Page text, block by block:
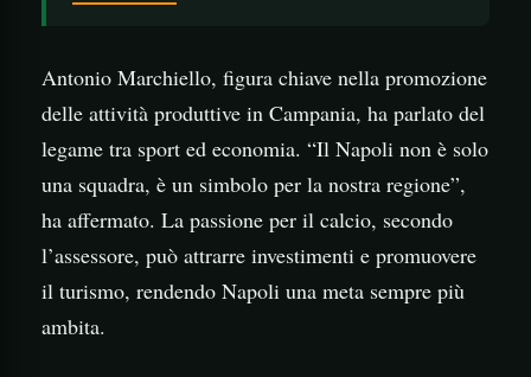
Antonio Marchiello, figura chiave nella promozione
delle attività produttive in Campania, ha parlato del
legame tra sport ed economia. “Il Napoli non è solo
una squadra, è un simbolo per la nostra regione”,
ha affermato. La passione per il calcio, secondo
l’assessore, può attrarre investimenti e promuovere
il turismo, rendendo Napoli una meta sempre più
ambita.